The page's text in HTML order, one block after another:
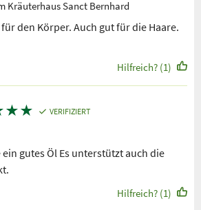
Kräuterhaus Sanct Bernhard
den Körper. Auch gut für die Haare.
Hilfreich? (1)
★★ VERIFIZIERT
gutes Öl Es unterstützt auch die
Hilfreich? (1)